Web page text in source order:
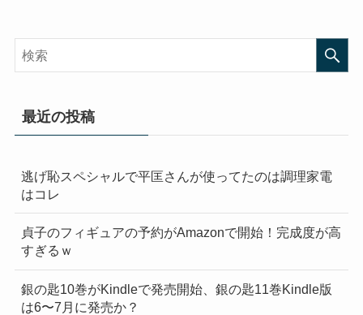
最近の投稿
逃げ恥スペシャルで平匡さんが使ってたのは調理家電
はコレ
貞子のフィギュアの予約がAmazonで開始！完成度が高
すぎるｗ
銀の匙10巻がKindleで発売開始、銀の匙11巻Kindle版
は6〜7月に発売か？